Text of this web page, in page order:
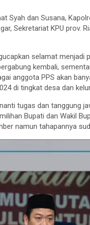
Syah dan Susana,
Sekretariat KPU prov.
selamat menjadi
kembali,
anggota PPS akan
di tingkat desa dan
tugas dan tanggung
Bupati dan Wakil
namun tahapannya